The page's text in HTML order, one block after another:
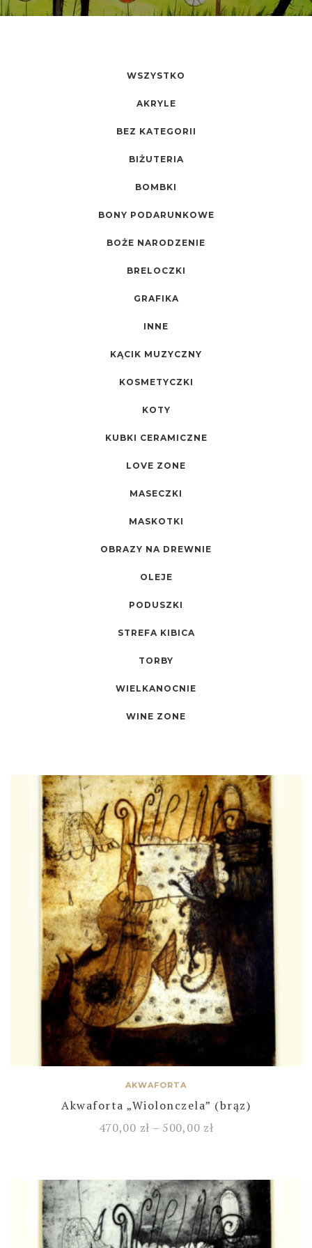
WSZYSTKO
AKRYLE
BEZ KATEGORII
BIŻUTERIA
BOMBKI
BONY PODARUNKOWE
BOŻE NARODZENIE
BRELOCZKI
GRAFIKA
INNE
KĄCIK MUZYCZNY
KOSMETYCZKI
KOTY
KUBKI CERAMICZNE
LOVE ZONE
MASECZKI
MASKOTKI
OBRAZY NA DREWNIE
OLEJE
PODUSZKI
STREFA KIBICA
TORBY
WIELKANOCNIE
WINE ZONE
AKWAFORTA
Akwaforta „Wiolonczela” (brąz)
470,00 zł – 500,00 zł